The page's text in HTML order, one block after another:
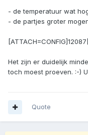
- de temperatuur wat
- de partjes groter
Het zijn er duidelijk
toch moest proeven. :-)
Quote